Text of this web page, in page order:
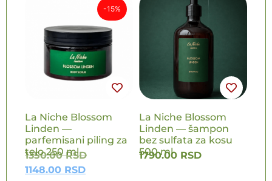
NOVO
-15%
La Niche Blossom
Linden —
parfemisani piling za
telo 250 ml
1350.00RSD
1148.00 RSD
La Niche Blossom
Linden — šampon
bez sulfata za kosu
500 ml
1790.00 RSD